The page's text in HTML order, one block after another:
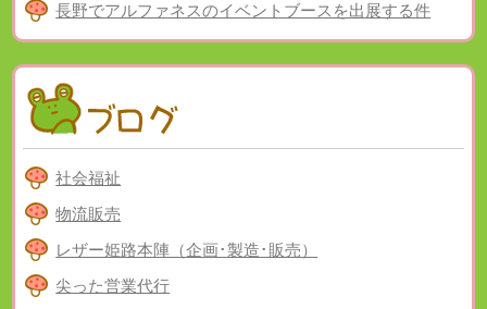
長野でアルファネスのイベントブースを出展する件
社会福祉
物流販売
レザー姫路本陣（企画･製造･販売）
尖った営業代行